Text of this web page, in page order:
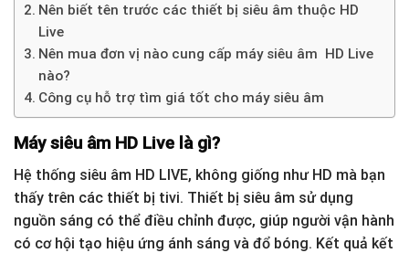
Nên biết tên trước các thiết bị siêu âm thuộc HD
Live
Nên mua đơn vị nào cung cấp máy siêu âm HD Live
nào?
Công cụ hỗ trợ tìm giá tốt cho máy siêu âm
Máy siêu âm HD Live là gì?
Hệ thống siêu âm HD LIVE, không giống như HD mà bạn
thấy trên các thiết bị tivi. Thiết bị siêu âm sử dụng
nguồn sáng có thể điều chỉnh được, giúp người vận hành
có cơ hội tạo hiệu ứng ánh sáng và đổ bóng. Kết quả kết